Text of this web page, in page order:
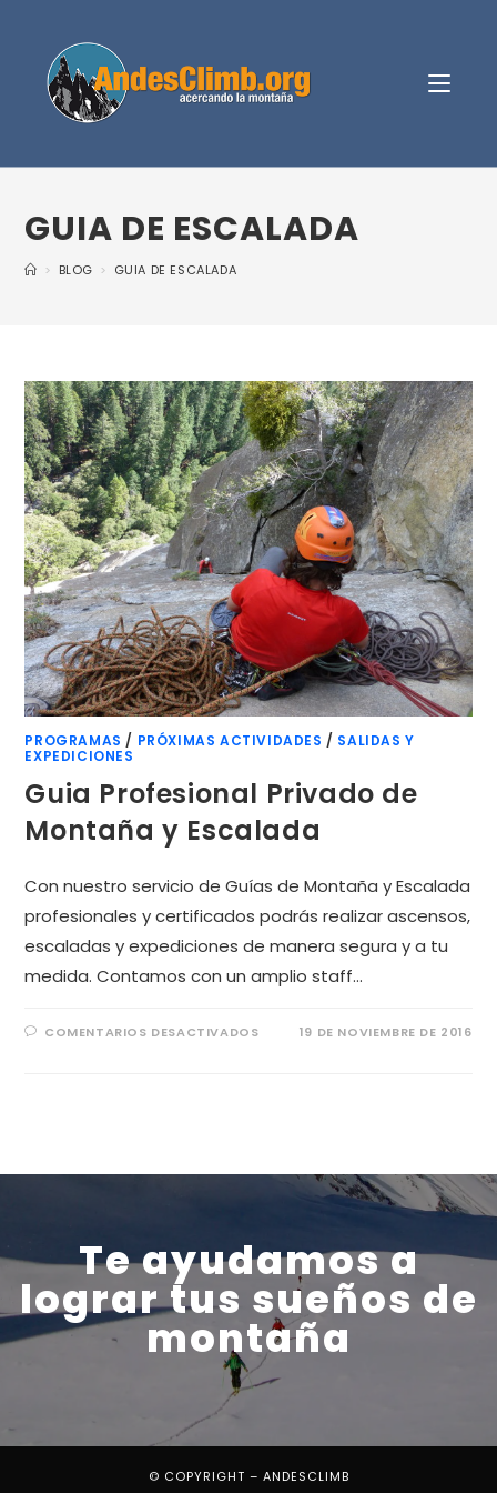
GUIA DE ESCALADA
> BLOG > GUIA DE ESCALADA
PROGRAMAS / PRÓXIMAS ACTIVIDADES / SALIDAS Y
EXPEDICIONES
Guia Profesional Privado de
Montaña y Escalada
Con nuestro servicio de Guías de Montaña y Escalada
profesionales y certificados podrás realizar ascensos,
escaladas y expediciones de manera segura y a tu
medida. Contamos con un amplio staff…
COMENTARIOS DESACTIVADOS 19 DE NOVIEMBRE DE 2016
Te ayudamos a
lograr tus sueños de
montaña
© COPYRIGHT – ANDESCLIMB